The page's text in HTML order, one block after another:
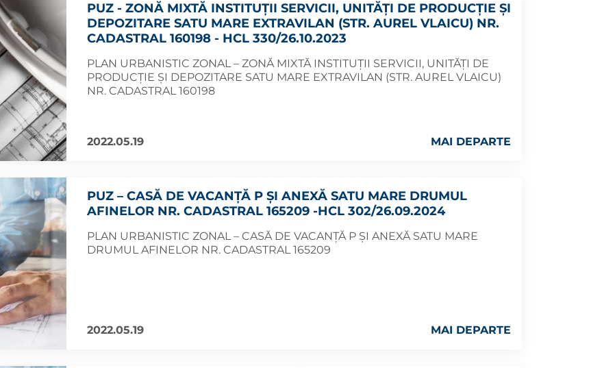
PUZ - ZONĂ MIXTĂ INSTITUȚII SERVICII, UNITĂȚI DE PRODUCȚIE ȘI
DEPOZITARE SATU MARE EXTRAVILAN (STR. AUREL VLAICU) NR.
CADASTRAL 160198 - HCL 330/26.10.2023
PLAN URBANISTIC ZONAL – ZONĂ MIXTĂ INSTITUȚII SERVICII, UNITĂȚI DE
PRODUCȚIE ȘI DEPOZITARE SATU MARE EXTRAVILAN (STR. AUREL VLAICU)
NR. CADASTRAL 160198
2022.05.19 MAI DEPARTE
PUZ – CASĂ DE VACANȚĂ P ȘI ANEXĂ SATU MARE DRUMUL
AFINELOR NR. CADASTRAL 165209 -HCL 302/26.09.2024
PLAN URBANISTIC ZONAL – CASĂ DE VACANȚĂ P ȘI ANEXĂ SATU MARE
DRUMUL AFINELOR NR. CADASTRAL 165209
2022.05.19 MAI DEPARTE